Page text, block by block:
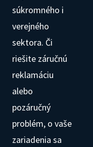
súkromného i
verejného
sektora. Či
riešite záručnú
reklamáciu
alebo
pozáručný
problém, o vaše
zariadenia sa